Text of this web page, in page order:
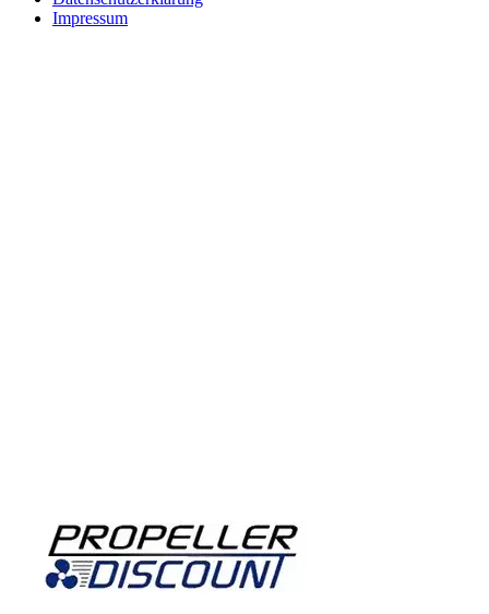
Impressum